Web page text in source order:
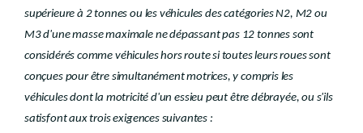
supérieure à 2 tonnes ou les véhicules des catégories N2, M2 ou
M3 d'une masse maximale ne dépassant pas 12 tonnes sont
considérés comme véhicules hors route si toutes leurs roues sont
conçues pour être simultanément motrices, y compris les
véhicules dont la motricité d'un essieu peut être débrayée, ou s'ils
satisfont aux trois exigences suivantes :